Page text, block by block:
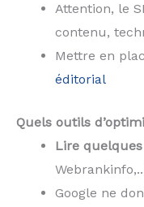
Attention, le
contenu,
Mettre en
éditorial
Quels outils
Lire
Google ne